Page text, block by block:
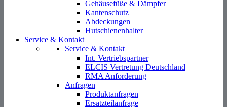
Gehäusefüße & Dämpfer
Kantenschutz
Abdeckungen
Hutschienenhalter
Service & Kontakt
Service & Kontakt
Int. Vertriebspartner
ELCIS Vertretung Deutschland
RMA Anforderung
Anfragen
Produktanfragen
Ersatzteilanfrage